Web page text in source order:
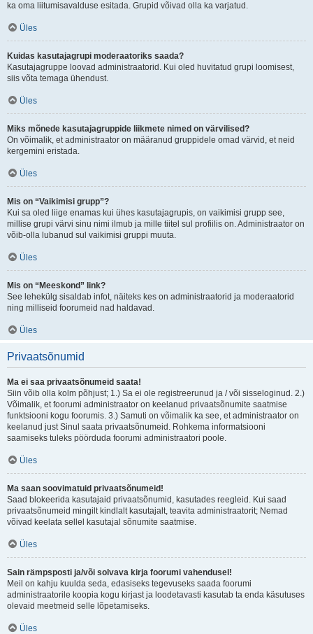
ka oma liitumisavalduse esitada. Grupid võivad olla ka varjatud.
Üles
Kuidas kasutajagrupi moderaatoriks saada?
Kasutajagruppe loovad administraatorid. Kui oled huvitatud grupi loomisest,
siis võta temaga ühendust.
Üles
Miks mõnede kasutajagruppide liikmete nimed on värvilised?
On võimalik, et administraator on määranud gruppidele omad värvid, et neid
kergemini eristada.
Üles
Mis on “Vaikimisi grupp”?
Kui sa oled liige enamas kui ühes kasutajagrupis, on vaikimisi grupp see,
millise grupi värvi sinu nimi ilmub ja mille tiitel sul profiilis on. Administraator on
võib-olla lubanud sul vaikimisi gruppi muuta.
Üles
Mis on “Meeskond” link?
See lehekülg sisaldab infot, näiteks kes on administraatorid ja moderaatorid
ning milliseid foorumeid nad haldavad.
Üles
Privaatsõnumid
Ma ei saa privaatsõnumeid saata!
Siin võib olla kolm põhjust; 1.) Sa ei ole registreerunud ja / või sisseloginud. 2.)
Võimalik, et foorumi administraator on keelanud privaatsõnumite saatmise
funktsiooni kogu foorumis. 3.) Samuti on võimalik ka see, et administraator on
keelanud just Sinul saata privaatsõnumeid. Rohkema informatsiooni
saamiseks tuleks pöörduda foorumi administraatori poole.
Üles
Ma saan soovimatuid privaatsõnumeid!
Saad blokeerida kasutajaid privaatsõnumid, kasutades reegleid. Kui saad
privaatsõnumeid mingilt kindlalt kasutajalt, teavita administraatorit; Nemad
võivad keelata sellel kasutajal sõnumite saatmise.
Üles
Sain rämpsposti ja/või solvava kirja foorumi vahendusel!
Meil on kahju kuulda seda, edasiseks tegevuseks saada foorumi
administraatorile koopia kogu kirjast ja loodetavasti kasutab ta enda käsutuses
olevaid meetmeid selle lõpetamiseks.
Üles